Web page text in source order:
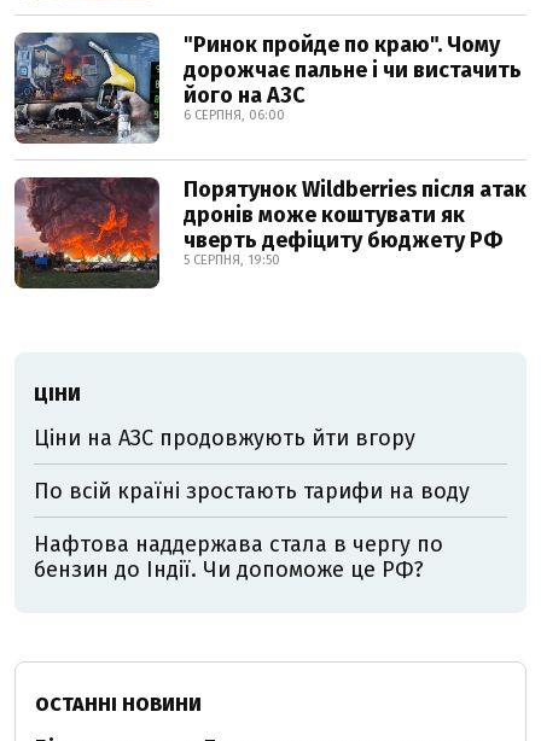
"Ринок пройде по краю". Чому
дорожчає пальне і чи вистачить
його на АЗС
6 СЕРПНЯ, 06:00
Порятунок Wildberries після атак
дронів може коштувати як
чверть дефіциту бюджету РФ
5 СЕРПНЯ, 19:50
ЦІНИ
Ціни на АЗС продовжують йти вгору
По всій країні зростають тарифи на воду
Нафтова наддержава стала в чергу по
бензин до Індії. Чи допоможе це РФ?
ОСТАННІ НОВИНИ